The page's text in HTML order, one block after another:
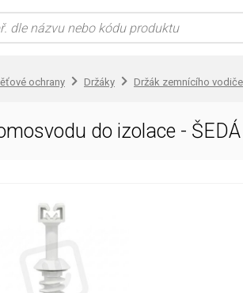
ochrany Držáky Držák zemnícího vodiče
do izolace -